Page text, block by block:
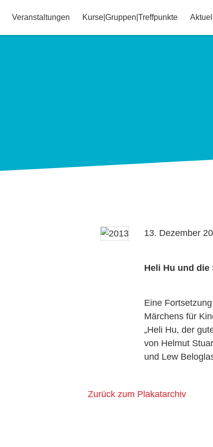
Veranstaltungen Kurse|Gruppen|Treffpunkte
13. Dezember
Heli Hu und
Eine
Märchens für
„Heli Hu, der
von Helmut
und Lew
Zurück zum Plakatarchiv